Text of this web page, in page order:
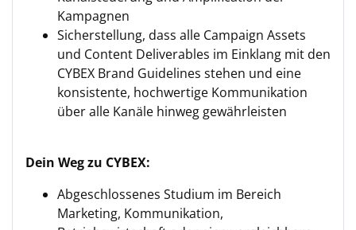
Kampagnen
Sicherstellung, dass alle Campaign Assets
und Content Deliverables im Einklang mit den
CYBEX Brand Guidelines stehen und eine
konsistente, hochwertige Kommunikation
über alle Kanäle hinweg gewährleisten
Dein Weg zu CYBEX:
Abgeschlossenes Studium im Bereich
Marketing, Kommunikation,